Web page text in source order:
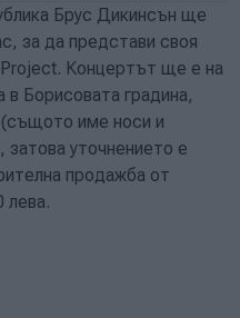
Брус Дикинсън ще
за да представи своя
Концертът ще е на
Борисовата градина,
име носи и
уточнението е
продажба от
лева.